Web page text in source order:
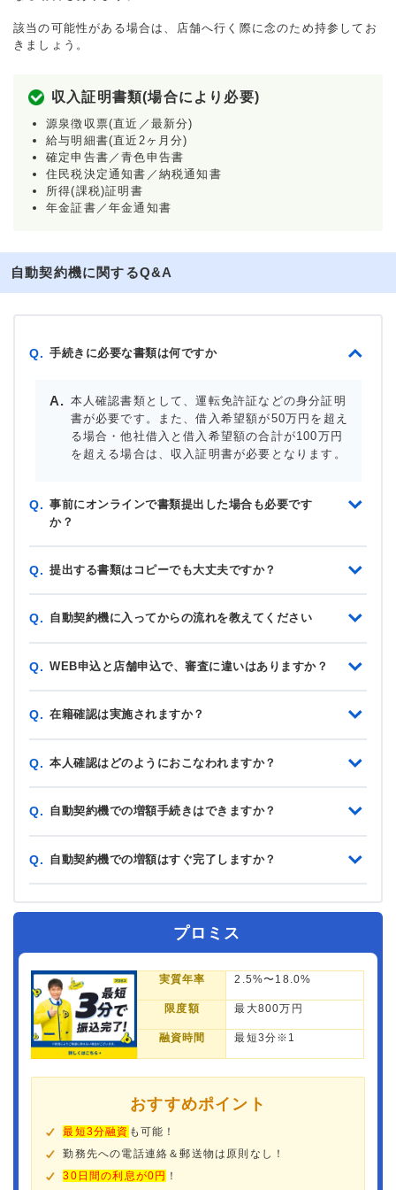
該当の可能性がある場合は、店舗へ行く際に念のため持参してお
きましょう。
収入証明書類(場合により必要)
源泉徴収票(直近／最新分)
給与明細書(直近2ヶ月分)
確定申告書／青色申告書
住民税決定通知書／納税通知書
所得(課税)証明書
年金証書／年金通知書
自動契約機に関するQ&A
Q. 手続きに必要な書類は何ですか
本人確認書類として、運転免許証などの身分証明
書が必要です。また、借入希望額が50万円を超え
る場合・他社借入と借入希望額の合計が100万円
を超える場合は、収入証明書が必要となります。
Q. 事前にオンラインで書類提出した場合も必要です
か？
Q. 提出する書類はコピーでも大丈夫ですか？
Q. 自動契約機に入ってからの流れを教えてください
Q. WEB申込と店舗申込で、審査に違いはありますか？
Q. 在籍確認は実施されますか？
Q. 本人確認はどのようにおこなわれますか？
Q. 自動契約機での増額手続きはできますか？
Q. 自動契約機での増額はすぐ完了しますか？
プロミス
実質年率 2.5%〜18.0%
限度額 最大800万円
融資時間 最短3分※1
おすすめポイント
最短3分融資 も可能！
勤務先への電話連絡＆郵送物は原則なし！
30日間の利息が0円 ！